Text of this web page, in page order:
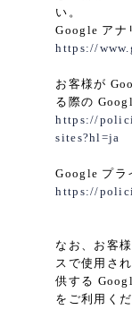
い。
Google アナ
https://
お客様が
る際の
https://
sites?hl=ja
Google プラ
https://
なお、お客
スで使用さ
供する
をご利用くだ